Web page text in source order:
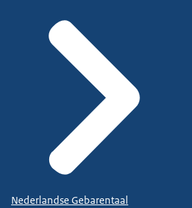
Nederlandse Gebarentaal